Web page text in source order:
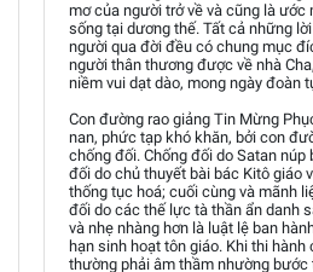
mơ của người trở về và cũng là ước
sống tại dương thế. Tất cả những
người qua đời đều có chung mục
người thân thương được về nhà
niềm vui dạt dào, mong ngày đoàn
Con đường rao giảng Tin Mừng
nan, phức tạp khó khăn, bởi con
chống đối. Chống đối do Satan
đối do chủ thuyết bài bác Kitô giáo
thống tục hoá; cuối cùng và mãnh
đối do các thế lực tà thần ẩn danh
và nhẹ nhàng hơn là luật lệ ban
hạn sinh hoạt tôn giáo. Khi thi hành
thường phải âm thầm nhường bước